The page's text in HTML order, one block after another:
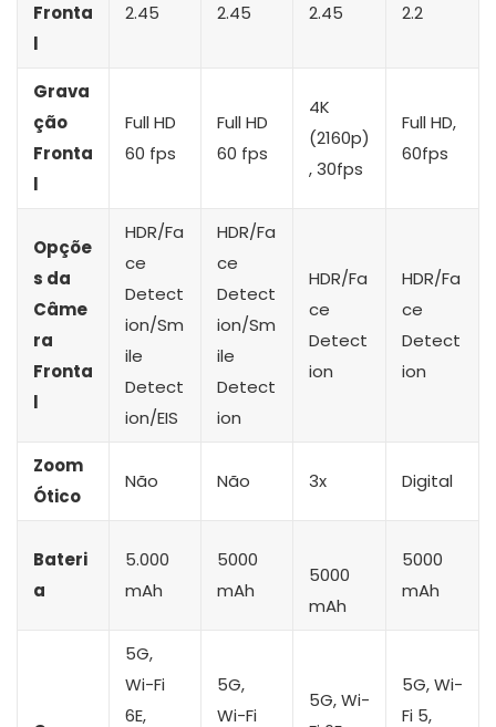
Fronta
l
2.45
2.45
2.45
2.2
Grava
ção
Fronta
l
Full HD
60 fps
Full HD
60 fps
4K
(2160p)
, 30fps
Full HD,
60fps
Opçõe
s da
Câme
ra
Fronta
l
HDR/Fa
ce
Detect
ion/Sm
ile
Detect
ion/EIS
HDR/Fa
ce
Detect
ion/Sm
ile
Detect
ion
HDR/Fa
ce
Detect
ion
HDR/Fa
ce
Detect
ion
Zoom
Ótico
Não Não 3x Digital
Bateri
a
5.000
mAh
5000
mAh
5000
mAh
5000
mAh
5G,
Wi-Fi
6E,
5G,
Wi-Fi
5G, Wi-
5G, Wi-
Fi 5,